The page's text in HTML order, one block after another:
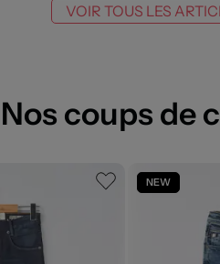
VOIR TOUS LES
Nos coups de
NEW